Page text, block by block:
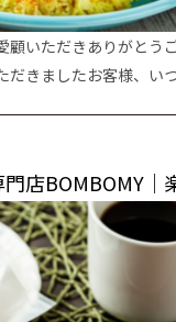
顧いただきありがと
だきましたお客様、
店BOMBOMY｜